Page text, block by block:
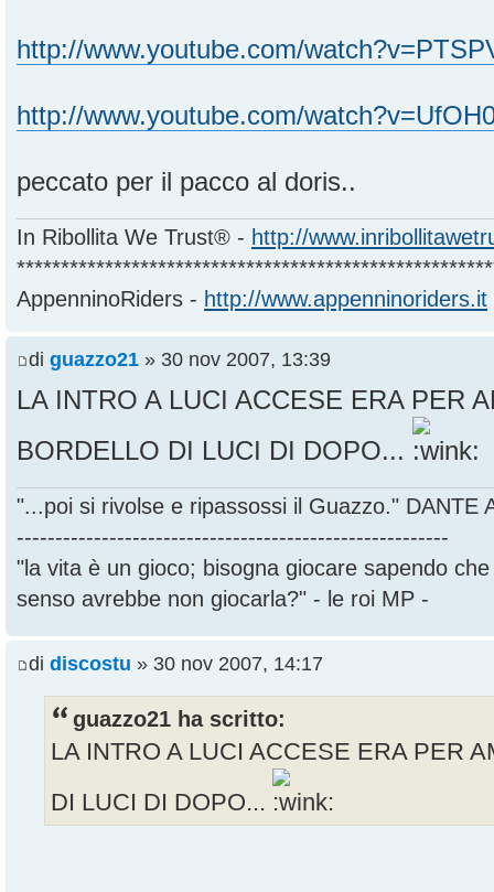
http://www.youtube.com/
http://www.youtube.com/
peccato per il pacco al doris..
In Ribollita We Trust® - http://
AppenninoRiders - http://www.appenninoriders.it
di guazzo21 » 30 nov 2007, 13:39
LA INTRO A LUCI ACCESE ERA PER
BORDELLO DI LUCI DI DOPO...
"...poi si rivolse e ripassossi il Guazzo." DANTE
--------------------------------------------------------
"la vita è un gioco; bisogna giocare sapendo
senso avrebbe non giocarla?" - le roi MP -
di discostu » 30 nov 2007, 14:17
guazzo21 ha scritto:
LA INTRO A LUCI ACCESE ERA PER
DI LUCI DI DOPO...